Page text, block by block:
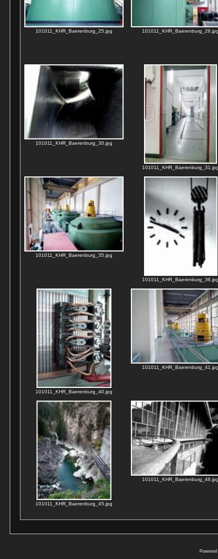
101011_KHR_Baerenburg_25.jpg
101011_KHR_Baerenburg_30.jpg
101011_KHR_Baerenburg_35.jpg
101011_KHR_Baerenburg_40.jpg
101011_KHR_Baerenburg_45.jpg